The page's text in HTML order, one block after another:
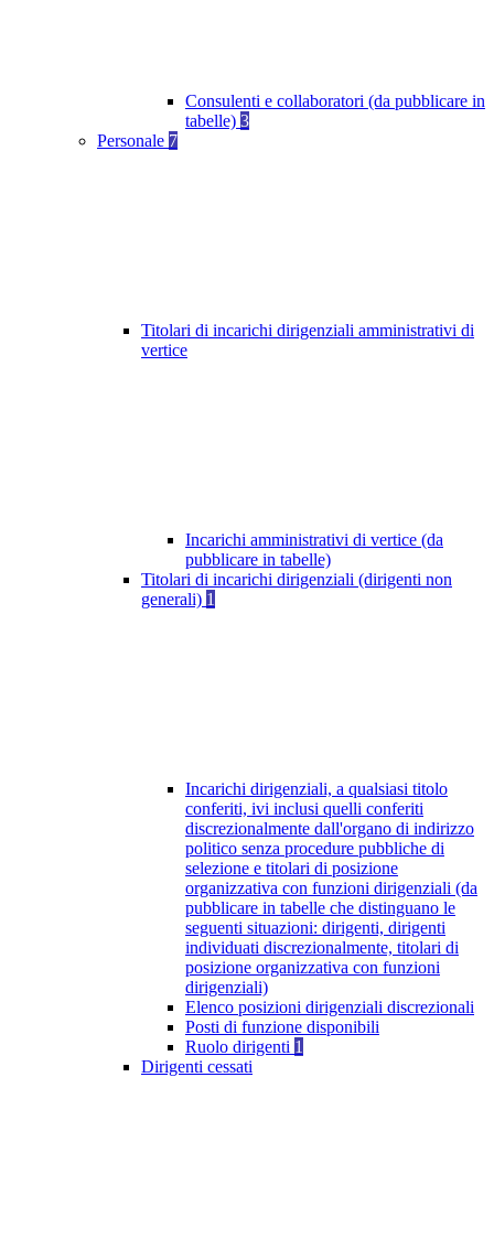
Consulenti e collaboratori (da pubblicare in
tabelle) 3
Personale 7
Titolari di incarichi dirigenziali amministrativi di
vertice
Incarichi amministrativi di vertice (da
pubblicare in tabelle)
Titolari di incarichi dirigenziali (dirigenti non
generali) 1
Incarichi dirigenziali, a qualsiasi titolo
conferiti, ivi inclusi quelli conferiti
discrezionalmente dall'organo di indirizzo
politico senza procedure pubbliche di
selezione e titolari di posizione
organizzativa con funzioni dirigenziali (da
pubblicare in tabelle che distinguano le
seguenti situazioni: dirigenti, dirigenti
individuati discrezionalmente, titolari di
posizione organizzativa con funzioni
dirigenziali)
Elenco posizioni dirigenziali discrezionali
Posti di funzione disponibili
Ruolo dirigenti 1
Dirigenti cessati